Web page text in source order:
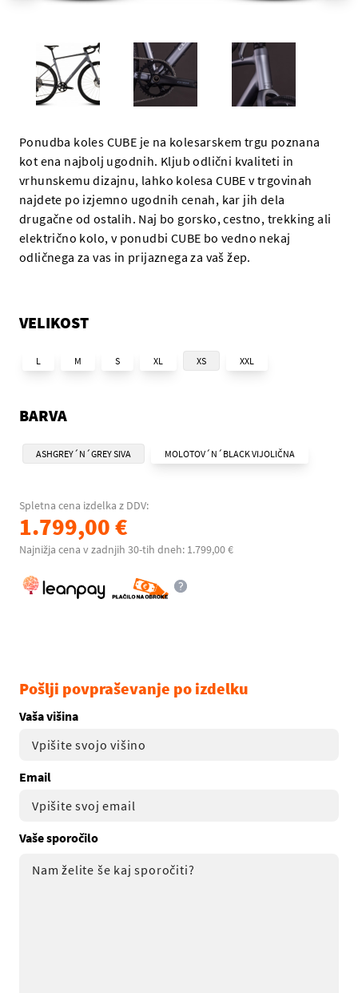
Ponudba koles CUBE je na kolesarskem trgu poznana
kot ena najbolj ugodnih. Kljub odlični kvaliteti in
vrhunskemu dizajnu, lahko kolesa CUBE v trgovinah
najdete po izjemno ugodnih cenah, kar jih dela
drugačne od ostalih. Naj bo gorsko, cestno, trekking ali
električno kolo, v ponudbi CUBE bo vedno nekaj
odličnega za vas in prijaznega za vaš žep.
VELIKOST
L M S XL XS XXL
BARVA
ASHGREY´N´GREY SIVA MOLOTOV´N´BLACK VIJOLIČNA
Spletna cena izdelka z DDV:
1.799,00 €
Najnižja cena v zadnjih 30-tih dneh: 1.799,00 €
Pošlji povpraševanje po izdelku
Vaša višina
Email
Vaše sporočilo